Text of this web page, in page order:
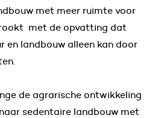
met meer ruimte voor
met de opvatting dat
en landbouw alleen kan door
de agrarische ontwikkeling
sedentaire landbouw met